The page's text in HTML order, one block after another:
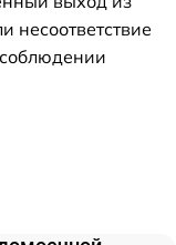
несоответствие